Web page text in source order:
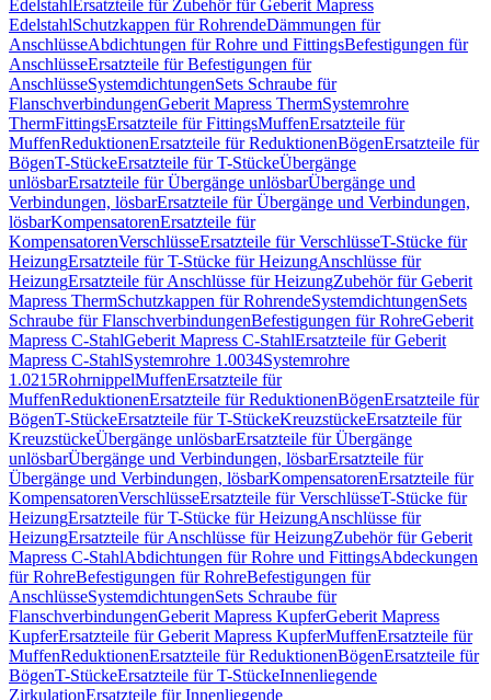
EdelstahlErsatzteile für Zubehör für Geberit Mapress
EdelstahlSchutzkappen für RohrendeDämmungen für
AnschlüsseAbdichtungen für Rohre und FittingsBefestigungen für
AnschlüsseErsatzteile für Befestigungen für
AnschlüsseSystemdichtungenSets Schraube für
FlanschverbindungenGeberit Mapress ThermSystemrohre
ThermFittingsErsatzteile für FittingsMuffenErsatzteile für
MuffenReduktionenErsatzteile für ReduktionenBögenErsatzteile für
BögenT-StückeErsatzteile für T-StückeÜbergänge
unlösbarErsatzteile für Übergänge unlösbarÜbergänge und
Verbindungen, lösbarErsatzteile für Übergänge und Verbindungen,
lösbarKompensatorenErsatzteile für
KompensatorenVerschlüsseErsatzteile für VerschlüsseT-Stücke für
HeizungErsatzteile für T-Stücke für HeizungAnschlüsse für
HeizungErsatzteile für Anschlüsse für HeizungZubehör für Geberit
Mapress ThermSchutzkappen für RohrendeSystemdichtungenSets
Schraube für FlanschverbindungenBefestigungen für RohreGeberit
Mapress C-StahlGeberit Mapress C-StahlErsatzteile für Geberit
Mapress C-StahlSystemrohre 1.0034Systemrohre
1.0215RohrnippelMuffenErsatzteile für
MuffenReduktionenErsatzteile für ReduktionenBögenErsatzteile für
BögenT-StückeErsatzteile für T-StückeKreuzstückeErsatzteile für
KreuzstückeÜbergänge unlösbarErsatzteile für Übergänge
unlösbarÜbergänge und Verbindungen, lösbarErsatzteile für
Übergänge und Verbindungen, lösbarKompensatorenErsatzteile für
KompensatorenVerschlüsseErsatzteile für VerschlüsseT-Stücke für
HeizungErsatzteile für T-Stücke für HeizungAnschlüsse für
HeizungErsatzteile für Anschlüsse für HeizungZubehör für Geberit
Mapress C-StahlAbdichtungen für Rohre und FittingsAbdeckungen
für RohreBefestigungen für RohreBefestigungen für
AnschlüsseSystemdichtungenSets Schraube für
FlanschverbindungenGeberit Mapress KupferGeberit Mapress
KupferErsatzteile für Geberit Mapress KupferMuffenErsatzteile für
MuffenReduktionenErsatzteile für ReduktionenBögenErsatzteile für
BögenT-StückeErsatzteile für T-StückeInnenliegende
ZirkulationErsatzteile für Innenliegende